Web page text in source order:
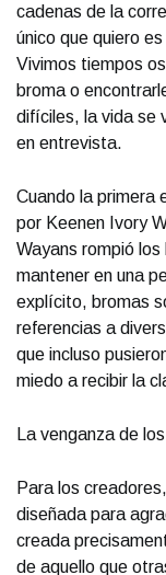
cadenas de la
único que quiero
Vivimos tiempos
broma o
difíciles, la vida se
en entrevista.
Cuando la primera
por Keenen Ivory
Wayans rompió
mantener en una
explícito, bromas
referencias a
que incluso
miedo a recibir la
La venganza de
Para los
diseñada para
creada
de aquello que